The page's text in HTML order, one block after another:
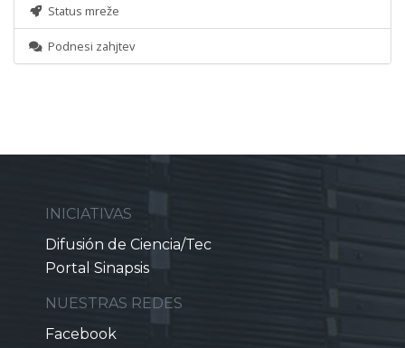
Status mreže
Podnesi zahjtev
INICIATIVAS
Difusión de Ciencia/Tec
Portal Sinapsis
NUESTRAS REDES
Facebook